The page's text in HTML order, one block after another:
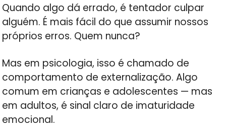
Quando algo dá errado, é tentador culpar
alguém. É mais fácil do que assumir nossos
próprios erros. Quem nunca?
Mas em psicologia, isso é chamado de
comportamento de externalização. Algo
comum em crianças e adolescentes — mas
em adultos, é sinal claro de imaturidade
emocional.